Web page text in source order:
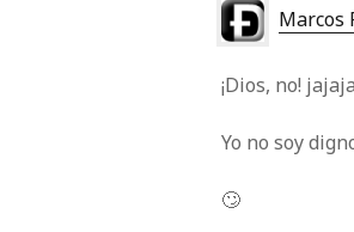
Marcos
¡Dios, no! jajaja
Yo no soy
🙄